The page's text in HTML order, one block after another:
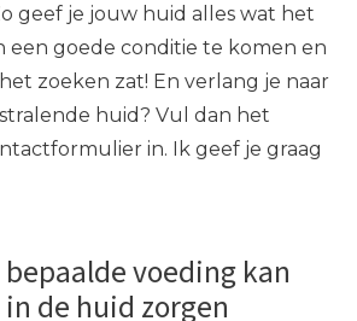
geef je jouw huid alles wat het
een goede conditie te komen en
zoeken zat! En verlang je naar
huid? Vul dan het
in. Ik geef je graag
voeding kan
de huid zorgen